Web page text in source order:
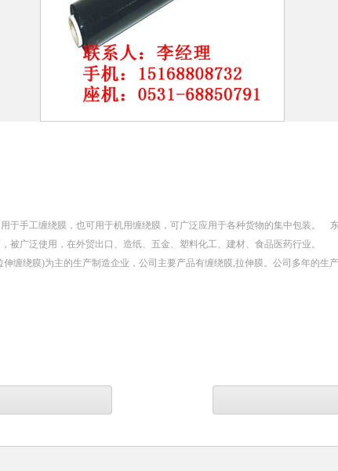
于手工缠绕膜，也可用于机用缠绕膜，可广泛应用于各种货物的集中包装。
广泛使用，在外贸出口、造纸、五金、塑料化工、建材、食品医药行业。
缠绕膜)为主的生产制造企业，公司主要产品有缠绕膜,拉伸膜。公司多年的